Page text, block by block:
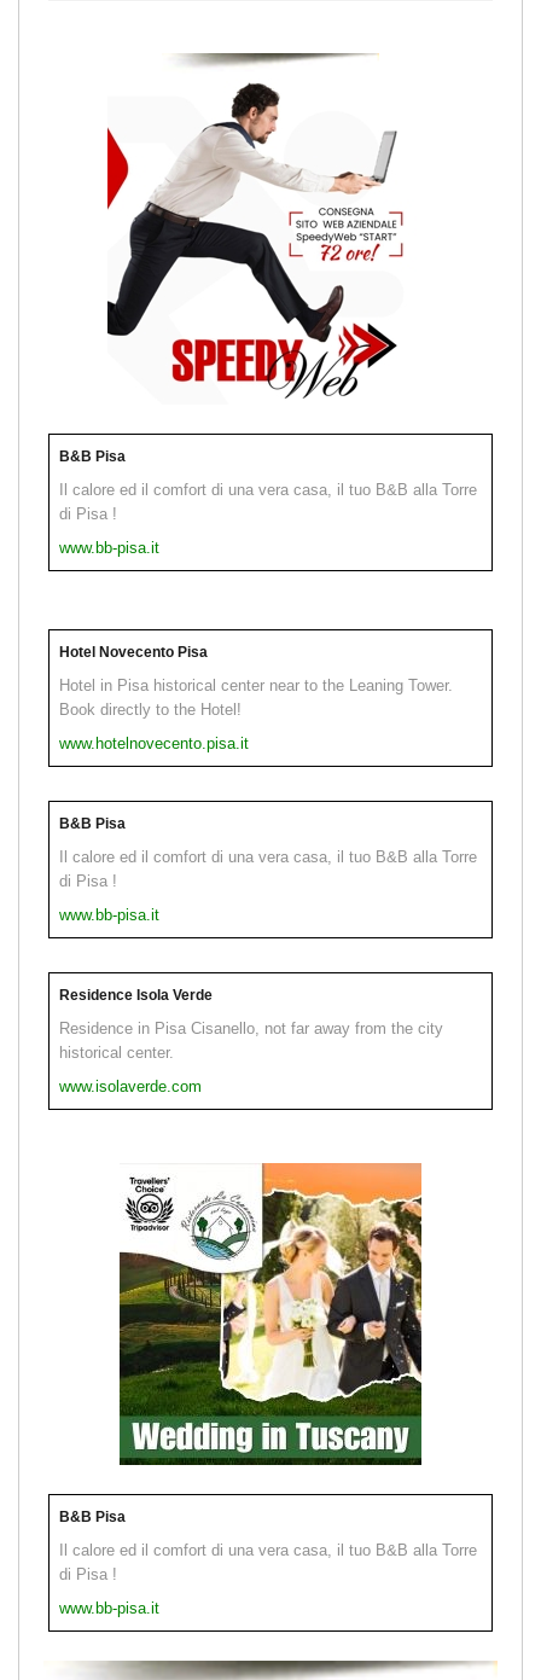
B&B Pisa
Il calore ed il comfort di una vera casa, il tuo B&B alla Torre
di Pisa !
www.bb-pisa.it
Hotel Novecento Pisa
Hotel in Pisa historical center near to the Leaning Tower.
Book directly to the Hotel!
www.hotelnovecento.pisa.it
B&B Pisa
Il calore ed il comfort di una vera casa, il tuo B&B alla Torre
di Pisa !
www.bb-pisa.it
Residence Isola Verde
Residence in Pisa Cisanello, not far away from the city
historical center.
www.isolaverde.com
B&B Pisa
Il calore ed il comfort di una vera casa, il tuo B&B alla Torre
di Pisa !
www.bb-pisa.it